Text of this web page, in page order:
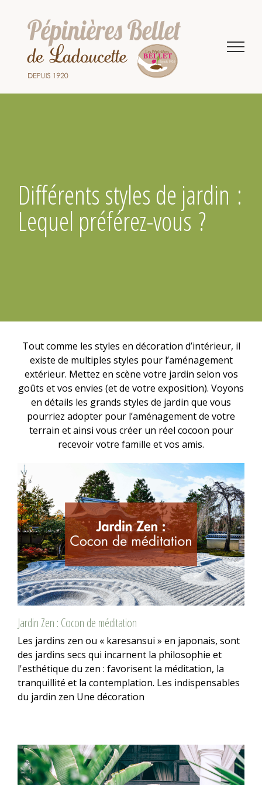
contenu
Différents styles de jardin :
Lequel préférez-vous ?
Tout comme les styles en décoration d’intérieur, il
existe de multiples styles pour l’aménagement
extérieur. Mettez en scène votre jardin selon vos
goûts et vos envies (et de votre exposition). Voyons
en détails les grands styles de jardin que vous
pourriez adopter pour l’aménagement de votre
terrain et ainsi vous créer un réel cocoon pour
recevoir votre famille et vos amis.
Jardin Zen : Cocon de méditation
Les jardins zen ou « karesansui » en japonais, sont
des jardins secs qui incarnent la philosophie et
l'esthétique du zen : favorisent la méditation, la
tranquillité et la contemplation. Les indispensables
du jardin zen Une décoration